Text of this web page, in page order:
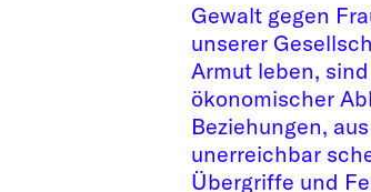
Gewalt gegen
unserer
Armut leben,
ökonomischer
Beziehungen,
unerreichbar
Übergriffe und